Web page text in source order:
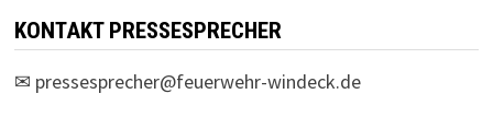
KONTAKT PRESSESPRECHER
✉ pressesprecher@feuerwehr-windeck.de